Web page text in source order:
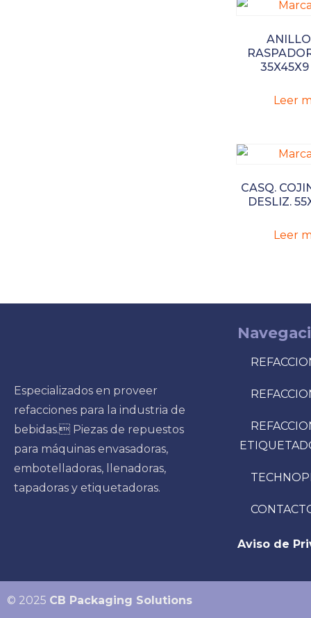
Leer
CASQ.
DESLIZ.
Leer
Especializados en proveer
refacciones para la industria de
bebidas. Piezas de repuestos
para máquinas envasadoras,
embotelladoras, llenadoras,
tapadoras y etiquetadoras.
Aviso de
© 2025 CB Packaging Solutions